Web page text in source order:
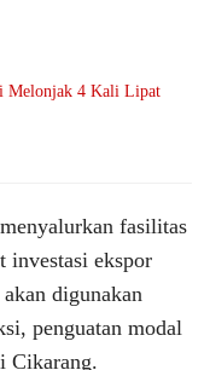
Melonjak 4 Kali Lipat
fasilitas
investasi ekspor
digunakan
penguatan modal
Cikarang.